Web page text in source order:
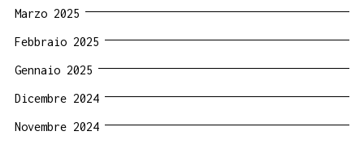
Marzo 2025
Febbraio 2025
Gennaio 2025
Dicembre 2024
Novembre 2024